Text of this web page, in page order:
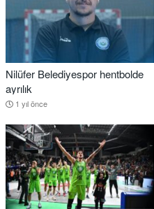
Nilüfer Belediyespor hentbolde
ayrılık
1 yıl önce